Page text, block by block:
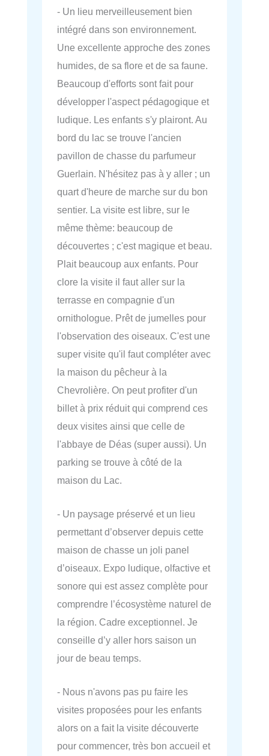
- Un lieu merveilleusement bien
intégré dans son environnement.
Une excellente approche des zones
humides, de sa flore et de sa faune.
Beaucoup d'efforts sont fait pour
développer l'aspect pédagogique et
ludique. Les enfants s'y plairont. Au
bord du lac se trouve l'ancien
pavillon de chasse du parfumeur
Guerlain. N'hésitez pas à y aller ; un
quart d'heure de marche sur du bon
sentier. La visite est libre, sur le
même thème: beaucoup de
découvertes ; c'est magique et beau.
Plait beaucoup aux enfants. Pour
clore la visite il faut aller sur la
terrasse en compagnie d'un
ornithologue. Prêt de jumelles pour
l'observation des oiseaux. C'est une
super visite qu'il faut compléter avec
la maison du pêcheur à la
Chevrolière. On peut profiter d'un
billet à prix réduit qui comprend ces
deux visites ainsi que celle de
l'abbaye de Déas (super aussi). Un
parking se trouve à côté de la
maison du Lac.
- Un paysage préservé et un lieu
permettant d’observer depuis cette
maison de chasse un joli panel
d’oiseaux. Expo ludique, olfactive et
sonore qui est assez complète pour
comprendre l’écosystème naturel de
la région. Cadre exceptionnel. Je
conseille d’y aller hors saison un
jour de beau temps.
- Nous n'avons pas pu faire les
visites proposées pour les enfants
alors on a fait la visite découverte
pour commencer, très bon accueil et